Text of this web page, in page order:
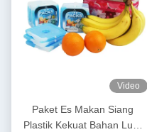
Video
Paket Es Makan Siang
Plastik Kekuat Bahan Luar